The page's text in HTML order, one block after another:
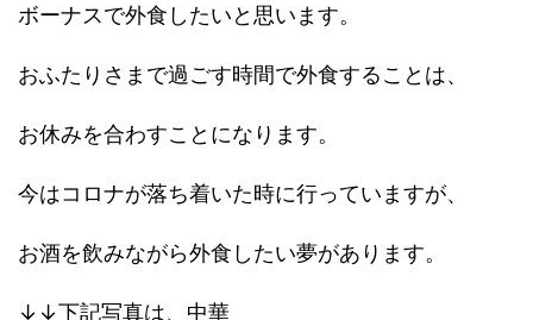
ボーナスで外食したいと思います。
おふたりさまで過ごす時間で外食することは、
お休みを合わすことになります。
今はコロナが落ち着いた時に行っていますが、
お酒を飲みながら外食したい夢があります。
↓↓下記写真は、中華